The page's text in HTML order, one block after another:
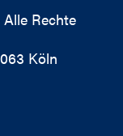
Rechte
Köln